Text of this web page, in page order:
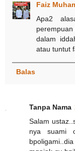
Faiz
Apa2
dalam
atau tuntut
Balas
Tanpa Nama
Salam
nya suami